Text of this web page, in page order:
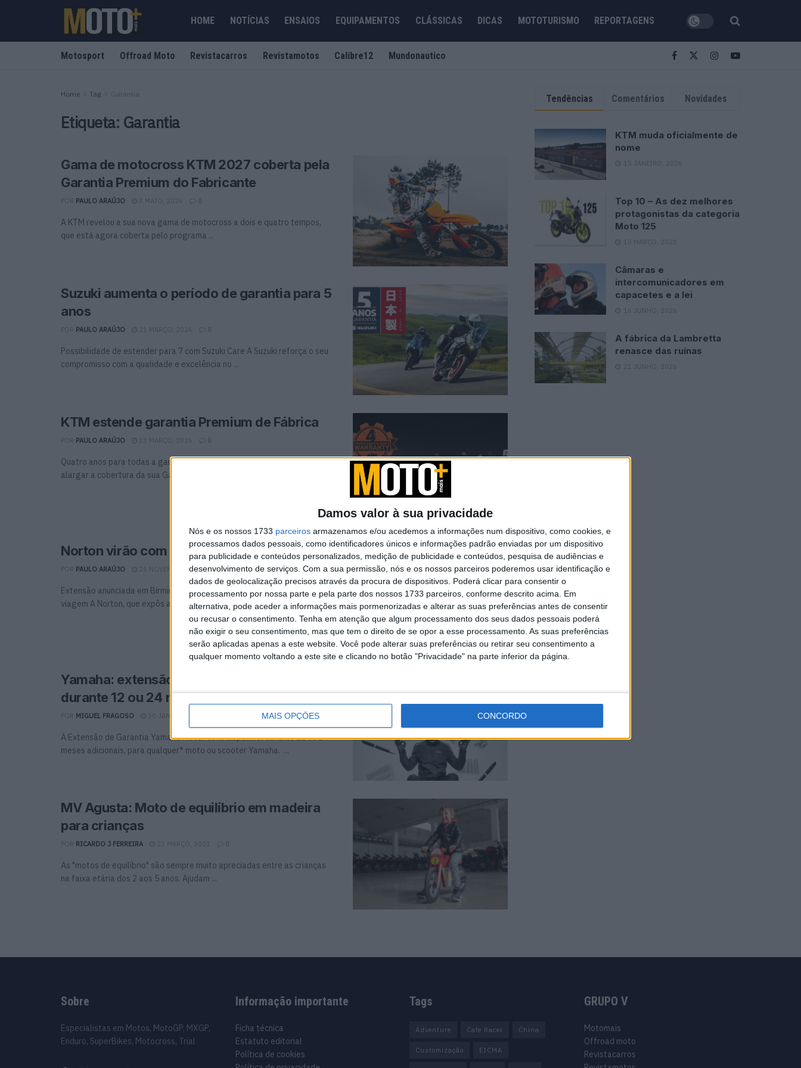
Damos valor à sua privacidade
Nós e os nossos 1733 parceiros armazenamos e/ou acedemos a informações num dispositivo, como cookies, e
processamos dados pessoais, como identificadores únicos e informações padrão enviadas por um dispositivo
para publicidade e conteúdos personalizados, medição de publicidade e conteúdos, pesquisa de audiências e
desenvolvimento de serviços. Com a sua permissão, nós e os nossos parceiros poderemos usar identificação e
dados de geolocalização precisos através da procura de dispositivos. Poderá clicar para consentir o
processamento por nossa parte e pela parte dos nossos 1733 parceiros, conforme descrito acima. Em
alternativa, pode aceder a informações mais pormenorizadas e alterar as suas preferências antes de consentir
ou recusar o consentimento. Tenha em atenção que algum processamento dos seus dados pessoais poderá
não exigir o seu consentimento, mas que tem o direito de se opor a esse processamento. As suas preferências
serão aplicadas apenas a este website. Você pode alterar suas preferências ou retirar seu consentimento a
qualquer momento voltando a este site e clicando no botão "Privacidade" na parte inferior da página.
MAIS OPÇÕES CONCORDO
HOME NOTÍCIAS ENSAIOS EQUIPAMENTOS CLÁSSICAS DICAS MOTOTURISMO REPORTAGENS
Motosport Offroad Moto Revistacarros Revistamotos Calibre12 Mundonautico
Home Tag Garantia
Etiqueta: Garantia
Gama de motocross KTM 2027 coberta pela
Garantia Premium do Fabricante
PAULO ARAÚJO 3 MAIO, 2026 0
A KTM revelou a sua nova gama de motocross a dois e quatro tempos,
que está agora coberta pelo programa ...
Suzuki aumenta o período de garantia para 5
anos
PAULO ARAÚJO 21 MARÇO, 2026 0
Possibilidade de estender para 7 com Suzuki Care A Suzuki reforça o seu
compromisso com a qualidade e excelência no ...
KTM estende garantia Premium de Fábrica
PAULO ARAÚJO 13 MARÇO, 2026 0
Quatro anos para todas a gama de motos matriculáveis A KTM está a
alargar a cobertura da sua Garantia Premium ...
Norton virão com 3 anos de garantia
PAULO ARAÚJO 26 NOVEMBRO, 2025 0
Extensão anunciada em Birmingham inclui km ilimitados e assistência em
viagem A Norton, que expôs a sua nova gama no ...
Yamaha: extensão de garantia disponível
durante 12 ou 24 meses adicionais
MIGUEL FRAGOSO 30 JANEIRO, 2025
A Extensão de Garantia Yamaha Motor está disponível durante 12 ou 24
meses adicionais, para qualquer* moto ou scooter Yamaha. ...
MV Agusta: Moto de equilíbrio em madeira
para crianças
RICARDO J FERREIRA 23 MARÇO, 2021 0
As "motos de equilíbrio" são sempre muito apreciadas entre as crianças
na faixa etária dos 2 aos 5 anos. Ajudam ...
Tendências Comentários Novidades
KTM muda oficialmente de
nome
15 JANEIRO, 2026
Top 10 – As dez melhores
protagonistas da categoria
Moto 125
10 MARÇO, 2023
Câmaras e
intercomunicadores em
capacetes e a lei
16 JUNHO, 2026
A fábrica da Lambretta
renasce das ruínas
21 JUNHO, 2026
Sobre
Especialistas em Motos, MotoGP, MXGP,
Enduro, SuperBikes, Motocross, Trial
Informação importante
Ficha técnica
Estatuto editorial
Política de cookies
Tags
Adventure Cafe Racer China
Customização EICMA
GRUPO V
Motomais
Offroad moto
Revistacarros